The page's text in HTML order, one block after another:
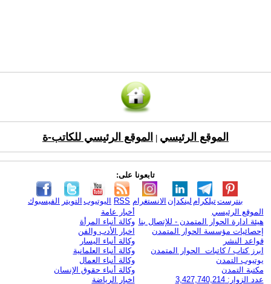
الموقع الرئيسي الموقع الرئيسي للكاتب-ة
تابعونا على:
الفيسبوك التويتر اليوتيوب RSS الانستغرام لينكدإن تيلكرامبنترست
الموقع الرئيسي
هيئة ادارة الحوار المتمدن - للإتصال بنا
إحصائيات مؤسسة الحوار المتمدن
قواعد النشر
ابرز كتاب / كاتبات الحوار المتمدن
يوتيوب التمدن
مكتبة التمدن
عدد الزوار: 3,427,740,214
أخبار عامة
وكالة أنباء المرأة
اخبار الأدب والفن
وكالة أنباء اليسار
وكالة أنباء العلمانية
وكالة أنباء العمال
وكالة أنباء حقوق الإنسان
اخبار الرياضة